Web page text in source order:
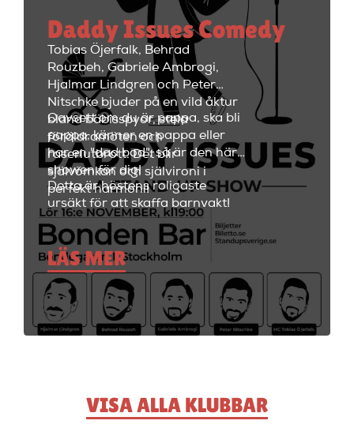
minuter. Efter showen kan
kvällen fortsätta med fest i
restaurangdelen med ett stort
utbud av fantastiska cocktails
och fräscha drinkar.
Daddy Issues Comedy
Tobias Öjerfalk, Behrad
Rouzbeh, Gabriele Ambrogi,
Hjalmar Lindgren och Peter
Nitschke bjuder på en vild åktur
bland bäbisspyor, stela
föräldramöten och
raseriutbrott. Det blir
självömkan och självironi i
perfekt harmoni!
Oavsett om du är pappa, ska bli
pappa, känner en pappa eller
har en "dad bod", så är den här
showen för dig!
Detta är höstens roligaste
ursäkt för att skaffa barnvakt!
LÄS MER
VISA ALLA KLUBBAR